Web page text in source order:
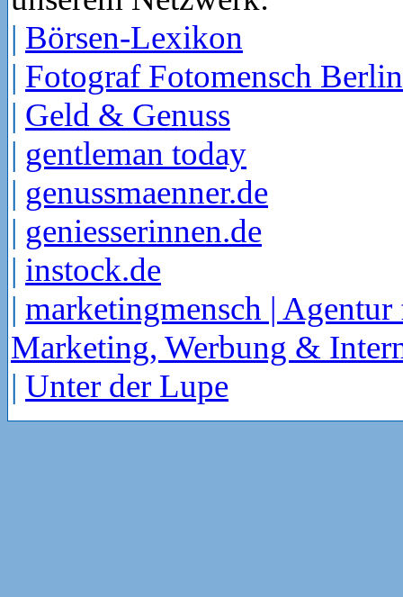
| Börsen-Lexikon
| Fotograf Fotomensch Berlin
| Geld & Genuss
| gentleman today
| genussmaenner.de
| geniesserinnen.de
| instock.de
| marketingmensch | Agentur
Marketing, Werbung &
| Unter der Lupe